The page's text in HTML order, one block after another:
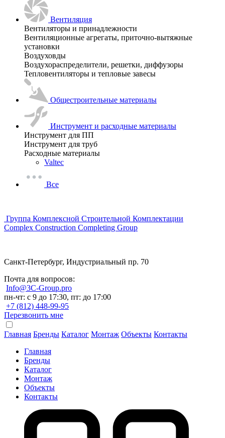
Вентиляция
Вентиляторы и принадлежности
Вентиляционные агрегаты, приточно-вытяжные
установки
Воздуховды
Воздухораспределители, решетки, диффузоры
Тепловентиляторы и тепловые завесы
Общестроительные материалы
Инструмент и расходные материалы
Инструмент для ПП
Инструмент для труб
Расходные материалы
Valtec
Все
Группа Комплексной Строительной Комплектации
Complex Construction Completing Group
Санкт-Петербург, Индустриальный пр. 70
Почта для вопросов:
Info@3C-Group.pro
пн-чт: с 9 до 17:30, пт: до 17:00
+7 (812) 448-99-95
Перезвонить мне
Главная Бренды Каталог Монтаж Объекты Контакты
Главная
Бренды
Каталог
Монтаж
Объекты
Контакты